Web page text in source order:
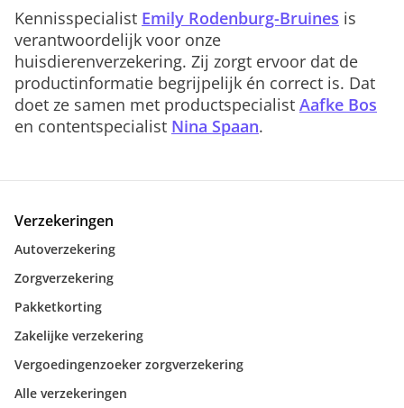
Kennisspecialist Emily Rodenburg-Bruines is
verantwoordelijk voor onze
huisdierenverzekering. Zij zorgt ervoor dat de
productinformatie begrijpelijk én correct is. Dat
doet ze samen met productspecialist Aafke Bos
en contentspecialist Nina Spaan.
Verzekeringen
Autoverzekering
Zorgverzekering
Pakketkorting
Zakelijke verzekering
Vergoedingenzoeker zorgverzekering
Alle verzekeringen